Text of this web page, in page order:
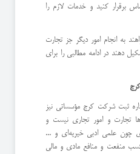
برقرار کنید و خدمات لازم را
به انجام امور دیگر جز تجارت
دهند در ادامه مطالبی را برای
ثبت شرکت کرج مؤسساتی نیز
تجارت و امور تجاری نیست و
چون علمی ادبی خیریه‌ای و ...
کسب منفعت و منافع مادی و مالی